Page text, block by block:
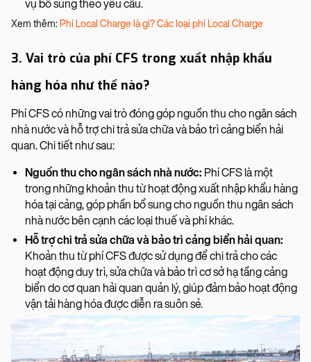
vụ bổ sung theo yêu cầu.
Xem thêm: Phí Local Charge là gì? Các loại phí Local Charge
3. Vai trò của phí CFS trong xuất nhập khẩu
hàng hóa như thế nào?
Phí CFS có những vai trò đóng góp nguồn thu cho ngân sách
nhà nước và hỗ trợ chi trả sửa chữa và bảo trì cảng biển hải
quan. Chi tiết như sau:
Nguồn thu cho ngân sách nhà nước: Phí CFS là một
trong những khoản thu từ hoạt động xuất nhập khẩu hàng
hóa tại cảng, góp phần bổ sung cho nguồn thu ngân sách
nhà nước bên cạnh các loại thuế và phí khác.
Hỗ trợ chi trả sửa chữa và bảo trì cảng biển hải quan:
Khoản thu từ phí CFS được sử dụng để chi trả cho các
hoạt động duy trì, sửa chữa và bảo trì cơ sở hạ tầng cảng
biển do cơ quan hải quan quản lý, giúp đảm bảo hoạt động
vận tải hàng hóa được diễn ra suôn sẻ.